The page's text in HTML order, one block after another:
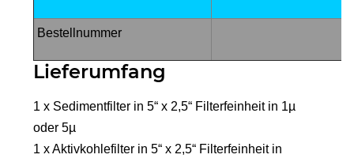
Bestellnummer
Lieferumfang
1 x Sedimentfilter in 5“ x 2,5“ Filterfeinheit in 1µ
oder 5µ
1 x Aktivkohlefilter in 5“ x 2,5“ Filterfeinheit in